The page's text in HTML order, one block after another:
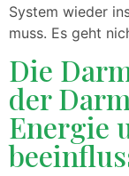
System wieder
muss. Es geht
Die
der
Energie